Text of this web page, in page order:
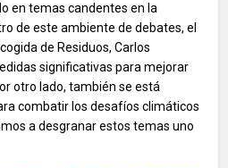
en temas candentes en la
de este ambiente de debates, el
de Residuos, Carlos
significativas para mejorar
otro lado, también se está
combatir los desafíos climáticos
a desgranar estos temas uno